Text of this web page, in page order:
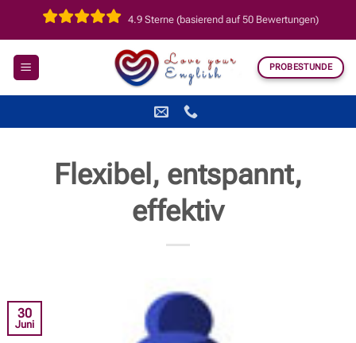
4.9 Sterne (basierend auf 50 Bewertungen)
PROBESTUNDE
Flexibel, entspannt,
effektiv
30
Juni